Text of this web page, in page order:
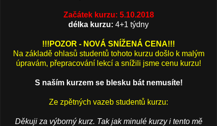
Začátek kurzu: 5.10.2018
délka kurzu: 4+1 týdny
!!!POZOR - NOVÁ SNÍŽENÁ CENA!!!
Na základě ohlasů studentů tohoto kurzu došlo k malým
úpravám, přepracování lekcí a snížili jsme cenu kurzu!
S naším kurzem se blesku bát nemusíte!
Ze zpětných vazeb studentů kurzu:
Děkuji za výborný kurz. Tak jak minulé kurzy i tento mě